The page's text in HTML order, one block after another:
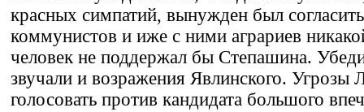
красных симпатий, вынужден был
коммунистов и иже с ними аграриев
человек не поддержал бы Степашина.
звучали и возражения Явлинского.
голосовать против кандидата большого